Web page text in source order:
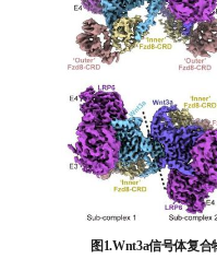
图1.Wnt3a信号体复合